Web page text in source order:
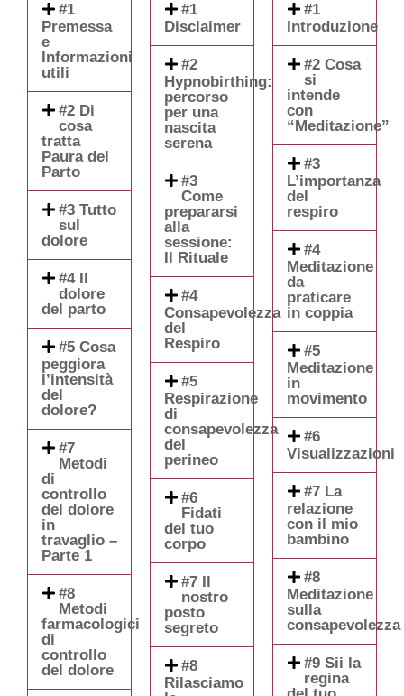
#1
Premessa
e
Informazioni
utili
#2 Di
cosa
tratta
Paura del
Parto
#3 Tutto
sul
dolore
#4 Il
dolore
del parto
#5 Cosa
peggiora
l’intensità
del
dolore?
#7
Metodi
di
controllo
del dolore
in
travaglio –
Parte 1
#8
Metodi
farmacologici
di
controllo
del dolore
#1
Disclaimer
#2
Hypnobirthing:
percorso
per una
nascita
serena
#3
Come
prepararsi
alla
sessione:
Il Rituale
#4
Consapevolezza
del
Respiro
#5
Respirazione
di
consapevolezza
del
perineo
#6
Fidati
del tuo
corpo
#7 Il
nostro
posto
segreto
#8
Rilasciamo
#1
Introduzione
#2 Cosa
si
intende
con
“Meditazione”
#3
L’importanza
del
respiro
#4
Meditazione
da
praticare
in coppia
#5
Meditazione
in
movimento
#6
Visualizzazioni
#7 La
relazione
con il mio
bambino
#8
Meditazione
sulla
consapevolezza
#9 Sii la
regina